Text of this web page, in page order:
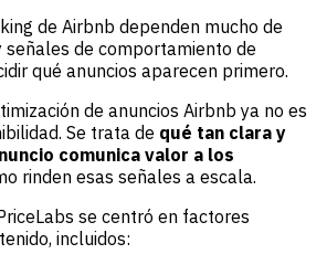
de Airbnb dependen mucho de
señales de comportamiento de
qué anuncios aparecen primero.
de anuncios Airbnb ya no es
Se trata de qué tan clara y
comunica valor a los
rinden esas señales a escala.
se centró en factores
incluidos: